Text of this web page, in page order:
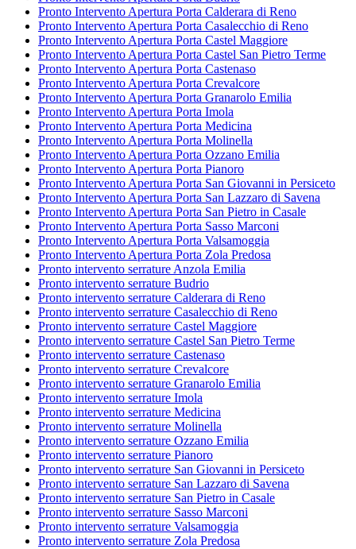
Pronto Intervento Apertura Porta Calderara di Reno
Pronto Intervento Apertura Porta Casalecchio di Reno
Pronto Intervento Apertura Porta Castel Maggiore
Pronto Intervento Apertura Porta Castel San Pietro Terme
Pronto Intervento Apertura Porta Castenaso
Pronto Intervento Apertura Porta Crevalcore
Pronto Intervento Apertura Porta Granarolo Emilia
Pronto Intervento Apertura Porta Imola
Pronto Intervento Apertura Porta Medicina
Pronto Intervento Apertura Porta Molinella
Pronto Intervento Apertura Porta Ozzano Emilia
Pronto Intervento Apertura Porta Pianoro
Pronto Intervento Apertura Porta San Giovanni in Persiceto
Pronto Intervento Apertura Porta San Lazzaro di Savena
Pronto Intervento Apertura Porta San Pietro in Casale
Pronto Intervento Apertura Porta Sasso Marconi
Pronto Intervento Apertura Porta Valsamoggia
Pronto Intervento Apertura Porta Zola Predosa
Pronto intervento serrature Anzola Emilia
Pronto intervento serrature Budrio
Pronto intervento serrature Calderara di Reno
Pronto intervento serrature Casalecchio di Reno
Pronto intervento serrature Castel Maggiore
Pronto intervento serrature Castel San Pietro Terme
Pronto intervento serrature Castenaso
Pronto intervento serrature Crevalcore
Pronto intervento serrature Granarolo Emilia
Pronto intervento serrature Imola
Pronto intervento serrature Medicina
Pronto intervento serrature Molinella
Pronto intervento serrature Ozzano Emilia
Pronto intervento serrature Pianoro
Pronto intervento serrature San Giovanni in Persiceto
Pronto intervento serrature San Lazzaro di Savena
Pronto intervento serrature San Pietro in Casale
Pronto intervento serrature Sasso Marconi
Pronto intervento serrature Valsamoggia
Pronto intervento serrature Zola Predosa